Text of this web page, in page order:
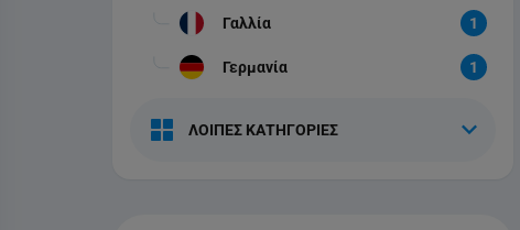
Γαλλία 1
Γερμανία 1
ΛΟΙΠΕΣ ΚΑΤΗΓΟΡΙΕΣ